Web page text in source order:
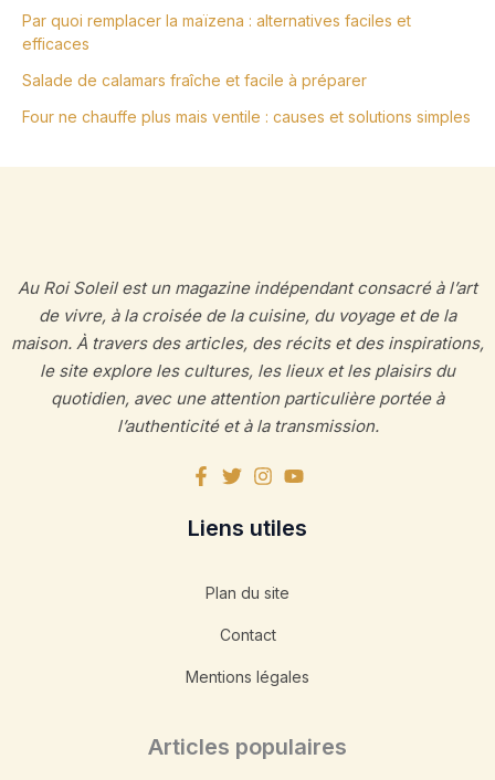
Par quoi remplacer la maïzena : alternatives faciles et
efficaces
Salade de calamars fraîche et facile à préparer
Four ne chauffe plus mais ventile : causes et solutions simples
Au Roi Soleil est un magazine indépendant consacré à l’art
de vivre, à la croisée de la cuisine, du voyage et de la
maison. À travers des articles, des récits et des inspirations,
le site explore les cultures, les lieux et les plaisirs du
quotidien, avec une attention particulière portée à
l’authenticité et à la transmission.
Liens utiles
Plan du site
Contact
Mentions légales
Articles populaires